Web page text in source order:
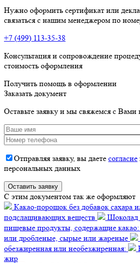
Нужно оформить сертификат или
связаться с нашим менеджером по
+7 (499) 113-35-38
Консультация и сопровождение
стоимость оформления
Получить помощь в оформлении
Заказать документ
Оставьте заявку и мы свяжемся с Вами
Отправляя заявку, вы даете согласие
персональных данных
C этим документом так же оформляют
Какао-порошок без добавок сахара
подслащивающих веществ
Шоколад
пищевые продукты, содержащие какао:
или дробленые, сырые или жареные
обезжиренная или необезжиренная:
жир